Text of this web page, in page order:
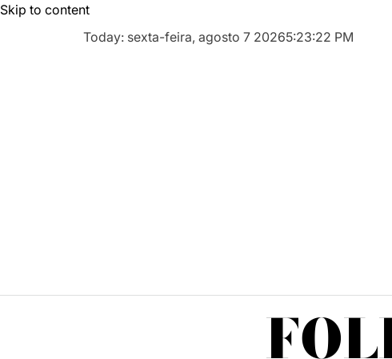
Skip to content
Today: sexta-feira, agosto 7 20265:23:24 PM